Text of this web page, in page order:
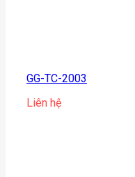
GG-TC-2003
Liên hệ